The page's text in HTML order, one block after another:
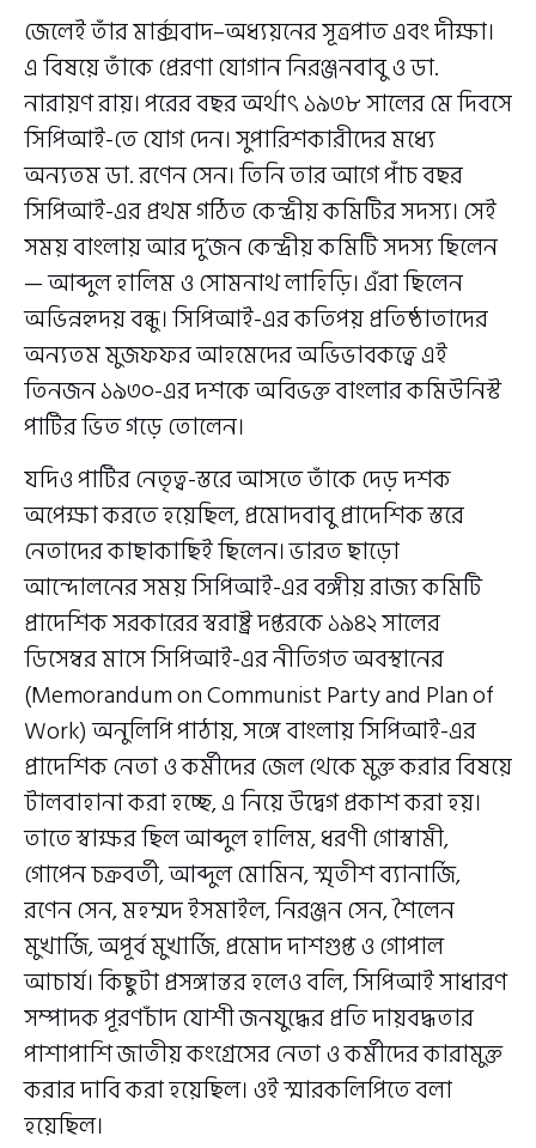
জেলেই তাঁর মার্ক্সবাদ–অধ্যয়নের সূত্রপাত এবং দীক্ষা।
এ বিষয়ে তাঁকে প্রেরণা যোগান নিরঞ্জনবাবু ও ডা.
নারায়ণ রায়। পরের বছর অর্থাৎ ১৯৩৮ সালের মে দিবসে
সিপিআই-তে যোগ দেন। সুপারিশকারীদের মধ্যে
অন্যতম ডা. রণেন সেন। তিনি তার আগে পাঁচ বছর
সিপিআই-এর প্রথম গঠিত কেন্দ্রীয় কমিটির সদস্য। সেই
সময় বাংলায় আর দু’জন কেন্দ্রীয় কমিটি সদস্য ছিলেন
— আব্দুল হালিম ও সোমনাথ লাহিড়ি। এঁরা ছিলেন
অভিন্নহৃদয় বন্ধু। সিপিআই-এর কতিপয় প্রতিষ্ঠাতাদের
অন্যতম মুজফফর আহমেদের অভিভাবকত্বে এই
তিনজন ১৯৩০-এর দশকে অবিভক্ত বাংলার কমিউনিস্ট
পার্টির ভিত গড়ে তোলেন।
যদিও পার্টির নেতৃত্ব-স্তরে আসতে তাঁকে দেড় দশক
অপেক্ষা করতে হয়েছিল, প্রমোদবাবু প্রাদেশিক স্তরে
নেতাদের কাছাকাছিই ছিলেন। ভারত ছাড়ো
আন্দোলনের সময় সিপিআই-এর বঙ্গীয় রাজ্য কমিটি
প্রাদেশিক সরকারের স্বরাষ্ট্র দপ্তরকে ১৯৪২ সালের
ডিসেম্বর মাসে সিপিআই-এর নীতিগত অবস্থানের
(Memorandum on Communist Party and Plan of
Work) অনুলিপি পাঠায়, সঙ্গে বাংলায় সিপিআই-এর
প্রাদেশিক নেতা ও কর্মীদের জেল থেকে মুক্ত করার বিষয়ে
টালবাহানা করা হচ্ছে, এ নিয়ে উদ্বেগ প্রকাশ করা হয়।
তাতে স্বাক্ষর ছিল আব্দুল হালিম, ধরণী গোস্বামী,
গোপেন চক্রবর্তী, আব্দুল মোমিন, স্মৃতীশ ব্যানার্জি,
রণেন সেন, মহম্মদ ইসমাইল, নিরঞ্জন সেন, শৈলেন
মুখার্জি, অপূর্ব মুখার্জি, প্রমোদ দাশগুপ্ত ও গোপাল
আচার্য। কিছুটা প্রসঙ্গান্তর হলেও বলি, সিপিআই সাধারণ
সম্পাদক পূরণচাঁদ যোশী জনযুদ্ধের প্রতি দায়বদ্ধতার
পাশাপাশি জাতীয় কংগ্রেসের নেতা ও কর্মীদের কারামুক্ত
করার দাবি করা হয়েছিল। ওই স্মারকলিপিতে বলা
হয়েছিল।